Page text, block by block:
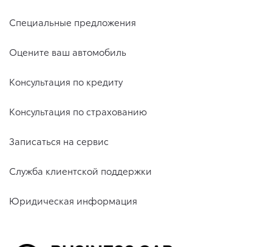
Специальные предложения
Оцените ваш автомобиль
Консультация по кредиту
Консультация по страхованию
Записаться на сервис
Служба клиентской поддержки
Юридическая информация